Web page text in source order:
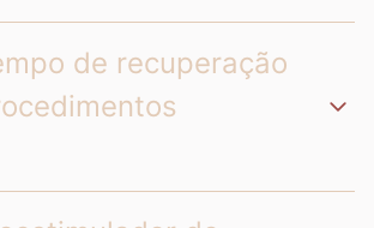
de recuperação